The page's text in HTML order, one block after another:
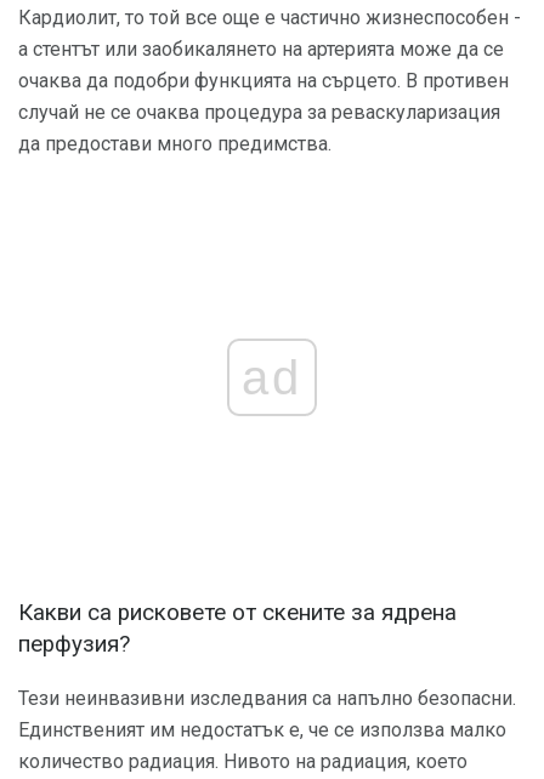
Кардиолит, то той все още е частично жизнеспособен -
а стентът или заобикалянето на артерията може да се
очаква да подобри функцията на сърцето. В противен
случай не се очаква процедура за реваскуларизация
да предостави много предимства.
ad
Какви са рисковете от скените за ядрена
перфузия?
Тези неинвазивни изследвания са напълно безопасни.
Единственият им недостатък е, че се използва малко
количество радиация. Нивото на радиация, което